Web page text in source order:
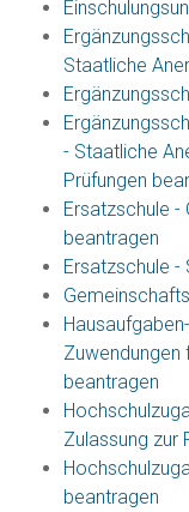
Staatliche
- Staatliche
Prüfungen
Ersatzschule -
beantragen
Ersatzschule -
Zuwendungen
beantragen
Zulassung zur
beantragen